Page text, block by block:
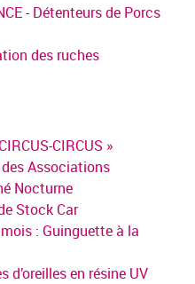
- Détenteurs de Porcs
des ruches
CIRCUS »
Associations
Nocturne
Stock Car
: Guinguette à la
en résine UV